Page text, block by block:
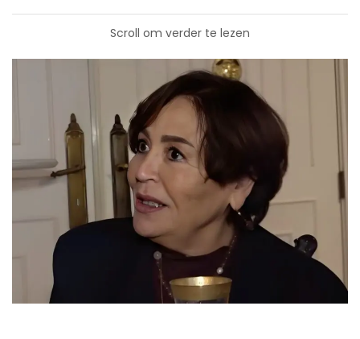
Scroll om verder te lezen